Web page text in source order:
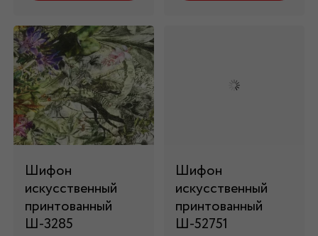
Шифон
искусственный
принтованный
Ш-3285
Шифон
искусственный
принтованный
Ш-52751